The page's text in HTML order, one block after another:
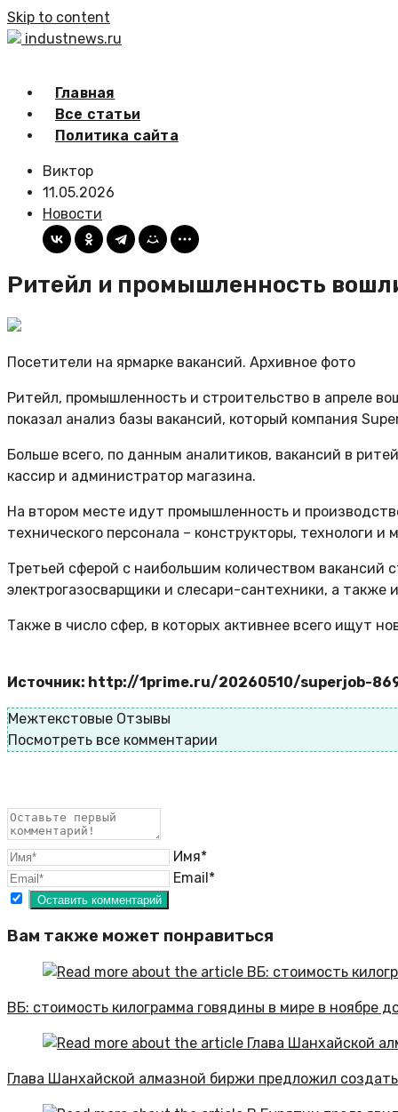
Skip to content
industnews.ru
Главная
Все статьи
Политика сайта
Виктор
11.05.2026
Новости
Ритейл и промышленность
Посетители на ярмарке вакансий. Архивное фото
Ритейл, промышленность и строительство в апреле
показал анализ базы вакансий, который компания
Больше всего, по данным аналитиков, вакансий в
кассир и администратор магазина.
На втором месте идут промышленность и
технического персонала – конструкторы, технологи и
Третьей сферой с наибольшим количеством вакансий
электрогазосварщики и слесари-сантехники, а
Также в число сфер, в которых активнее всего ищут
Источник: http://1prime.ru/20260510/superjob-
Межтекстовые Отзывы
Посмотреть все комментарии
Имя*
Email*
Вам также может понравиться
ВБ: стоимость килограмма говядины в мире в ноябре
Глава Шанхайской алмазной биржи предложил